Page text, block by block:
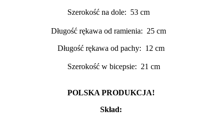
Szerokość na dole: 53 cm
Długość rękawa od ramienia: 25 cm
Długość rękawa od pachy: 12 cm
Szerokość w bicepsie: 21 cm
POLSKA PRODUKCJA!
Skład: